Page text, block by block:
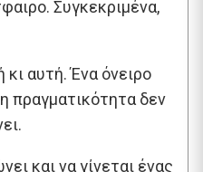
Συγκεκριμένα,
κι αυτή. Ένα όνειρο
πραγματικότητα δεν
και να γίνεται ένας